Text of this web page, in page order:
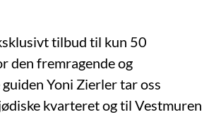
tilbud til kun 50
den fremragende og
Yoni Zierler tar oss
kvarteret og til Vestmuren